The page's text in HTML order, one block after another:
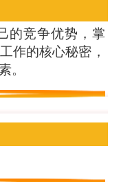
的竞争优势，掌
作的核心秘密，
。